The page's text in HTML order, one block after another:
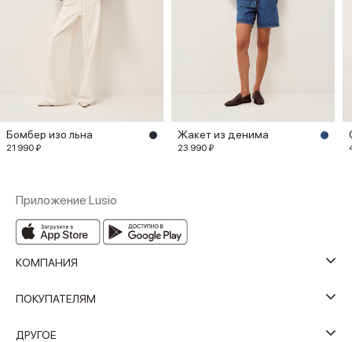
Бомбер изо льна
21 990 ₽
Жакет из денима
23 990 ₽
Приложение Lusio
КОМПАНИЯ
ПОКУПАТЕЛЯМ
ДРУГОЕ